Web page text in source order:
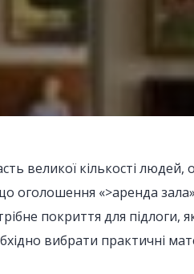
великої кількості людей,
оголошення «>аренда
покриття для підлоги,
вибрати практичні